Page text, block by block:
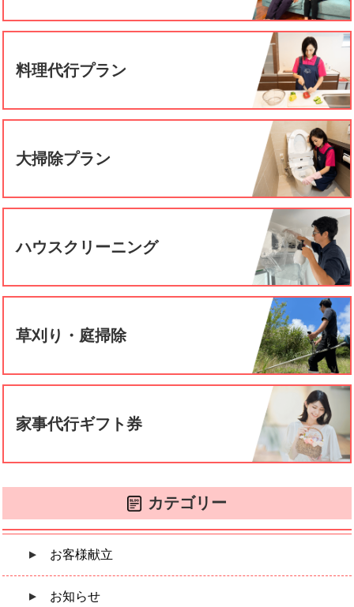
料理代行プラン
大掃除プラン
ハウスクリーニング
草刈り・庭掃除
家事代行ギフト券
カテゴリー
お客様献立
お知らせ